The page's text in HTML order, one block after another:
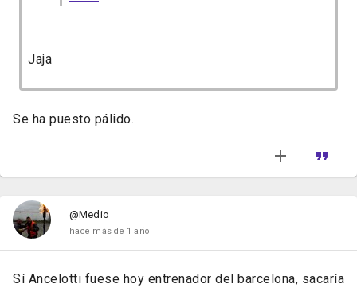
Jaja
Se ha puesto pálido.
@Medio
hace más de 1 año
Sí Ancelotti fuese hoy entrenador del barcelona, sacaría